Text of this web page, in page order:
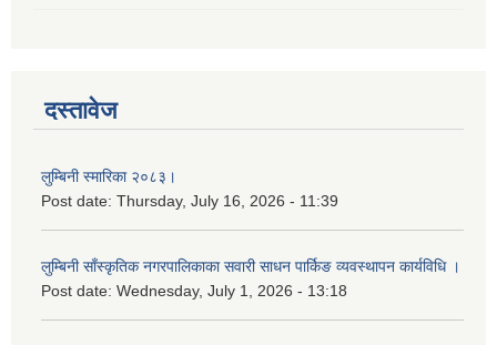
दस्तावेज
लुम्बिनी स्मारिका २०८३।
Post date: Thursday, July 16, 2026 - 11:39
लुम्बिनी साँस्कृतिक नगरपालिकाका सवारी साधन पार्किङ व्यवस्थापन कार्यविधि ।
Post date: Wednesday, July 1, 2026 - 13:18